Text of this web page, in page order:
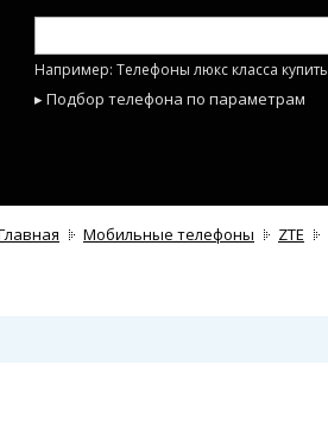
Например: Телефоны люкс класса купить
▸ Подбор телефона по параметрам
Мобильные телефоны ZTE